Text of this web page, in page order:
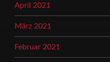
April 2021
März 2021
Februar 2021